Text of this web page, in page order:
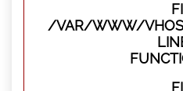
/VAR/WWW/